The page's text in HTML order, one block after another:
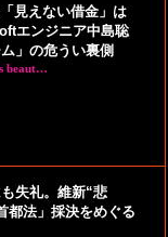
見えない借金」は
エンジニア中島聡
」の危うい裏側
beaut…
失礼。維新“悲
都法」採決をめぐる